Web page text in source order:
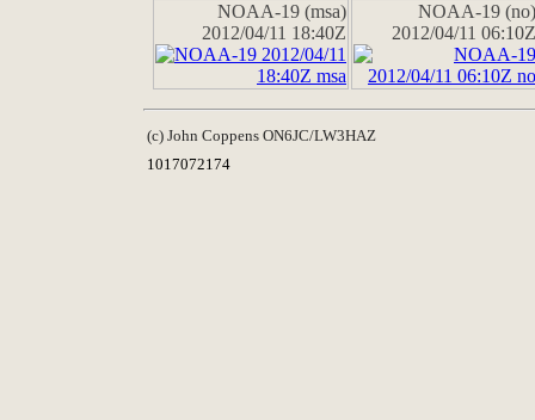
NOAA-19 (msa)
2012/04/11 18:40Z
NOAA-19 (no)
2012/04/11 06:10Z
(c) John Coppens ON6JC/LW3HAZ
1017072174